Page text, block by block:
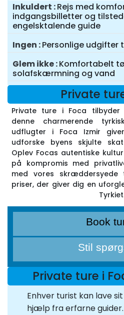
Inkuldert Rejs med
indgangsbilletter og
engelsktalende guide
Ingen Personlige udgifter
Glem ikke Komfortabelt
solafskærmning og vand
Private
Private ture i Foca tilbyder
denne charmerende
udflugter i Foca Izmir
udforske byens skjulte
Oplev Focas autentiske
på kompromis med
med vores skræddersyede
priser, der giver dig en
Book
Stil
Private ture i
Enhver turist kan lave
hjælp fra erfarne guider.